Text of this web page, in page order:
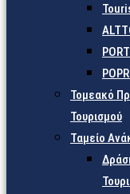
Τομεακό
Τουρισμού
Ταμείο